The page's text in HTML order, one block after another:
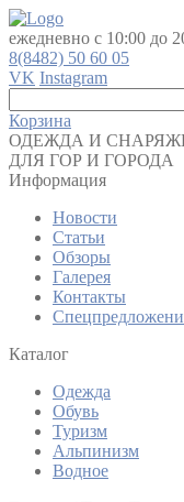
ежедневно с 10:00 до
8(8482) 50 60 05
VK Instagram
Корзина
ОДЕЖДА И
ДЛЯ ГОР И ГОРОДА
Информация
Новости
Статьи
Обзоры
Галерея
Контакты
Каталог
Одежда
Обувь
Туризм
Альпинизм
Водное